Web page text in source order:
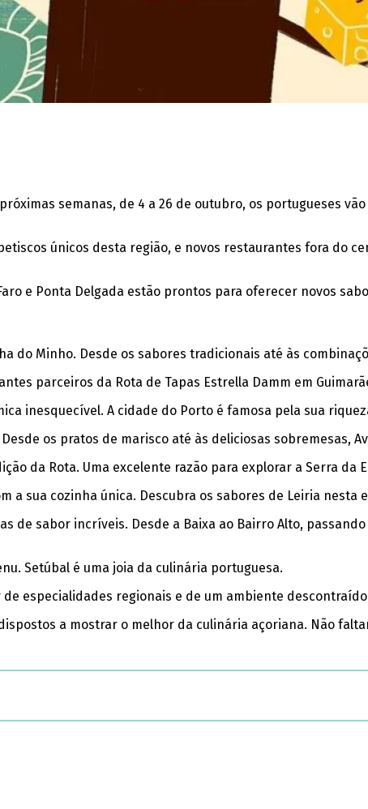
semanas, de 4 a 26 de outubro, os portugueses
únicos desta região, e novos restaurantes fora do
e Ponta Delgada estão prontos para oferecer novos
do Minho. Desde os sabores tradicionais até às
parceiros da Rota de Tapas Estrella Damm em
inesquecível. A cidade do Porto é famosa pela sua
os pratos de marisco até às deliciosas sobremesas,
da Rota. Uma excelente razão para explorar a Serra da
a sua cozinha única. Descubra os sabores de Leiria nesta
sabor incríveis. Desde a Baixa ao Bairro Alto,
Setúbal é uma joia da culinária portuguesa.
especialidades regionais e de um ambiente
a mostrar o melhor da culinária açoriana. Não